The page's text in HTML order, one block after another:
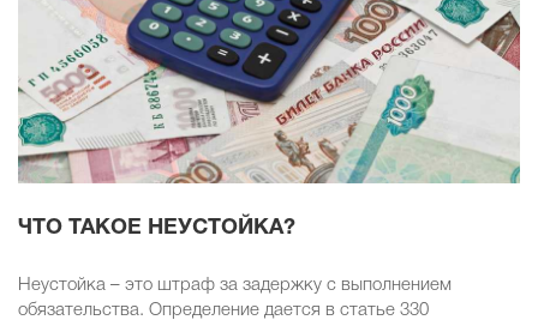
ЧТО ТАКОЕ НЕУСТОЙКА?
Неустойка – это штраф за задержку c выполнением
обязательства. Определение дается в статье 330